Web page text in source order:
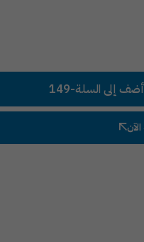
أضف إلى السلة-
149